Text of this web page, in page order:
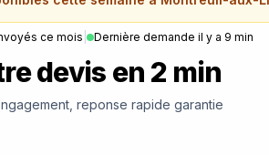
ce mois Dernière demande il y a 9 min
devis en 2 min
reponse rapide garantie